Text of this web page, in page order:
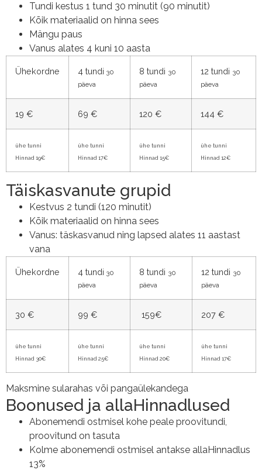
Tundi kestus 1 tund 30 minutit (90 minutit)
Kõik materiaalid on hinna sees
Mängu paus
Vanus alates 4 kuni 10 aasta
Ühekordne 4 tundi 30
päeva
8 tundi 30
päeva
12 tundi 30
päeva
19 € 69 € 120 € 144 €
ühe tunni
Hinnad 19€
ühe tunni
Hinnad 17€
ühe tunni
Hinnad 15€
ühe tunni
Hinnad 12€
Täiskasvanute grupid
Kestvus 2 tundi (120 minutit)
Kõik materiaalid on hinna sees
Vanus: täskasvanud ning lapsed alates 11 aastast
vana
Ühekordne 4 tundi 30
päeva
8 tundi 30
päeva
12 tundi 30
päeva
30 € 99 € 159€ 207 €
ühe tunni
Hinnad 30€
ühe tunni
Hinnad 25€
ühe tunni
Hinnad 20€
ühe tunni
Hinnad 17€
Maksmine sularahas või pangaülekandega
Boonused ja allaHinnadlused
Abonemendi ostmisel kohe peale proovitundi,
proovitund on tasuta
Kolme abonemendi ostmisel antakse allaHinnadlus
13%